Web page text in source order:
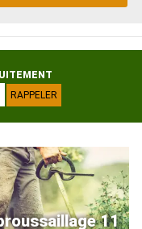
11